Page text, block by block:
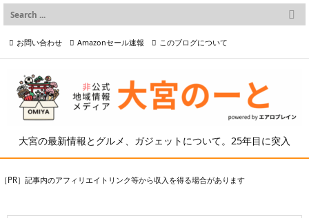
大宮の最新情報とグルメ、ガジェットについて。25年目に突入

メニュー

検索
お問い合わせ Amazonセール速報 このブログについて
プライバシーポリシー等
［PR］記事内のアフィリエイトリンク等から収入を得る場合があります